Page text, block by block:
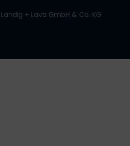
+ Lava GmbH & Co. KG